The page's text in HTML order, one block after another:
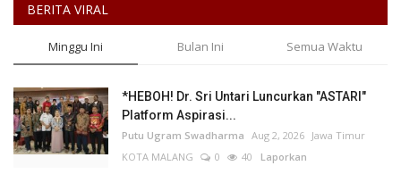
BERITA VIRAL
Minggu Ini Bulan Ini Semua Waktu
*HEBOH! Dr. Sri Untari Luncurkan "ASTARI"
Platform Aspirasi...
Putu Ugram Swadharma Aug 2, 2026 Jawa Timur
KOTA MALANG
0 40 Laporkan